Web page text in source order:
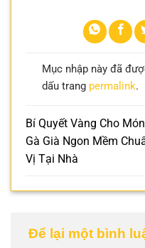
Mục nhập này đã
dấu trang permalink.
Bí Quyết Vàng Cho Món
Gà Già Ngon Mềm
Vị Tại Nhà
Để lại một bình